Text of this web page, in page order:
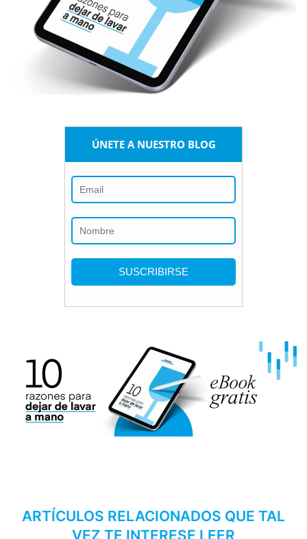
ÚNETE A NUESTRO BLOG
ARTÍCULOS RELACIONADOS QUE TAL
VEZ TE INTERESE LEER